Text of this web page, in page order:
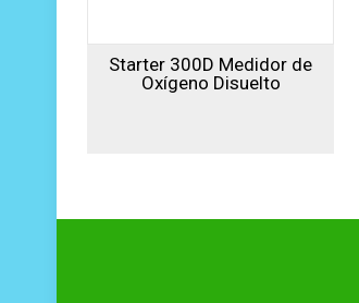
Starter 300D Medidor de
Oxígeno Disuelto